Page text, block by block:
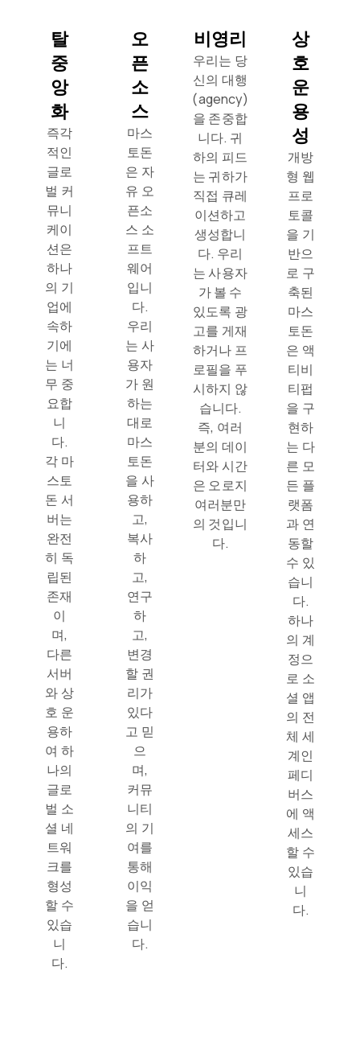
탈
중
앙
화
즉각
적인
글로
벌 커
뮤니
케이
션은
하나
의 기
업에
속하
기에
는 너
무 중
요합
니
다.
각 마
스토
돈 서
버는
완전
히 독
립된
존재
이
며,
다른
서버
와 상
호 운
용하
여 하
나의
글로
벌 소
셜 네
트워
크를
형성
할 수
있습
니
다.
오
픈
소
스
마스
토돈
은 자
유 오
픈소
스 소
프트
웨어
입니
다.
우리
는 사
용자
가 원
하는
대로
마스
토돈
을 사
용하
고,
복사
하
고,
연구
하
고,
변경
할 권
리가
있다
고 믿
으
며,
커뮤
니티
의 기
여를
통해
이익
을 얻
습니
다.
비영리
우리는 당
신의 대행
(agency)
을 존중합
니다. 귀
하의 피드
는 귀하가
직접 큐레
이션하고
생성합니
다. 우리
는 사용자
가 볼 수
있도록 광
고를 게재
하거나 프
로필을 푸
시하지 않
습니다.
즉, 여러
분의 데이
터와 시간
은 오로지
여러분만
의 것입니
다.
상
호
운
용
성
개방
형 웹
프로
토콜
을 기
반으
로 구
축된
마스
토돈
은 액
티비
티펍
을 구
현하
는 다
른 모
든 플
랫폼
과 연
동할
수 있
습니
다.
하나
의 계
정으
로 소
셜 앱
의 전
체 세
계인
페디
버스
에 액
세스
할 수
있습
니
다.